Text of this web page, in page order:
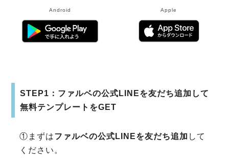
Android Apple
STEP1：ファルベの公式LINEを友だち追加して
無料テンプレートをGET
①まずはファルベの公式LINEを友だち追加 して
ください。